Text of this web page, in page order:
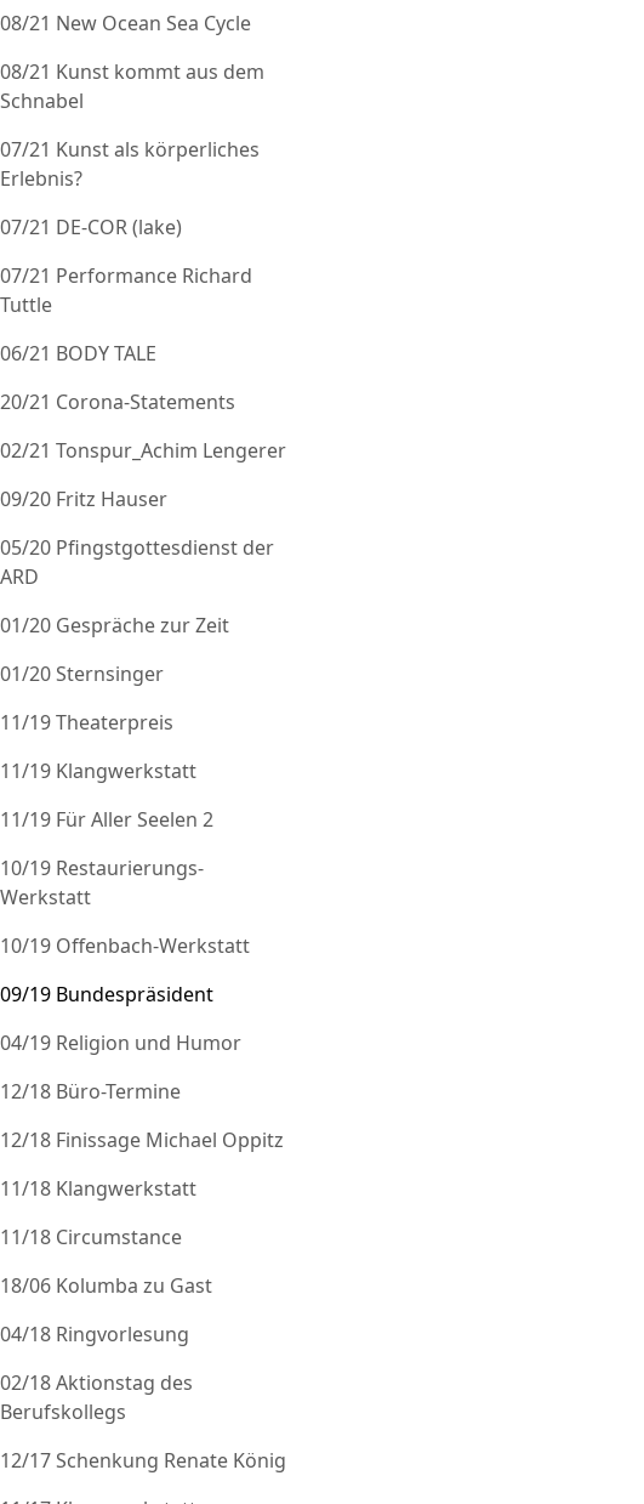
08/21 New Ocean Sea Cycle
08/21 Kunst kommt aus dem
Schnabel
07/21 Kunst als körperliches
Erlebnis?
07/21 DE-COR (lake)
07/21 Performance Richard
Tuttle
06/21 BODY TALE
20/21 Corona-Statements
02/21 Tonspur_Achim Lengerer
09/20 Fritz Hauser
05/20 Pfingstgottesdienst der
ARD
01/20 Gespräche zur Zeit
01/20 Sternsinger
11/19 Theaterpreis
11/19 Klangwerkstatt
11/19 Für Aller Seelen 2
10/19 Restaurierungs-
Werkstatt
10/19 Offenbach-Werkstatt
09/19 Bundespräsident
04/19 Religion und Humor
12/18 Büro-Termine
12/18 Finissage Michael Oppitz
11/18 Klangwerkstatt
11/18 Circumstance
18/06 Kolumba zu Gast
04/18 Ringvorlesung
02/18 Aktionstag des
Berufskollegs
12/17 Schenkung Renate König